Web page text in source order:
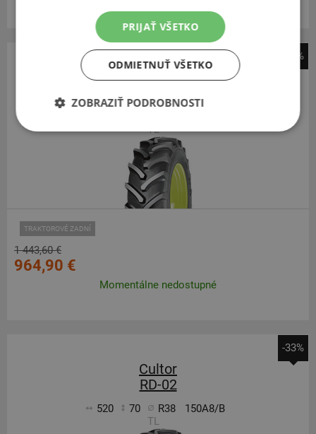
-33%
Cultor
TL
TRAKTOROVÉ ZADNÍ
1 443,60 €
964,90 €
Momentálne nedostupné
-33%
Cultor
RD-02
520 70 R38
150A8/B
TL
PRIJAŤ VŠETKO
ODMIETNUŤ VŠETKO
ZOBRAZIŤ PODROBNOSTI